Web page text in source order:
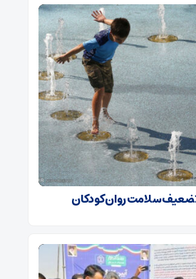
تضعیف سلامت روان کودکان